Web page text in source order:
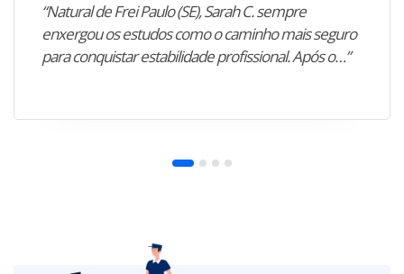
“Natural de Frei Paulo (SE), Sarah C. sempre
enxergou os estudos como o caminho mais seguro
para conquistar estabilidade profissional. Após o…”